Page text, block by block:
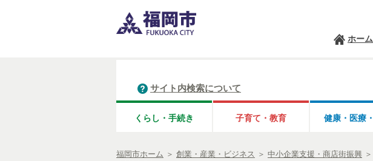
ホーム
サイト内検索について
くらし・手続き 子育て・教育 健康・医療・
福岡市ホーム ＞ 創業・産業・ビジネス ＞ 中小企業支援・商店街振興 ＞